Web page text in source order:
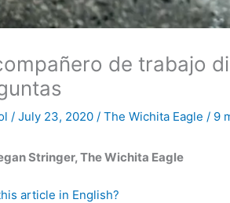
de trabajo
/ July 23, 2020 / The Wichita Eagle / 9
Stringer, The Wichita Eagle
article in English?